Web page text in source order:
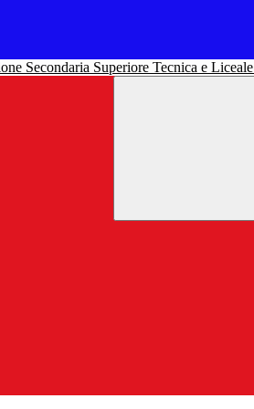
Secondaria Superiore Tecnica e Liceale